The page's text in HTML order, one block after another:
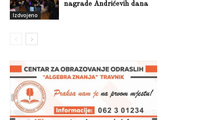
Izdvojeno
nagrade Andrićevih dana